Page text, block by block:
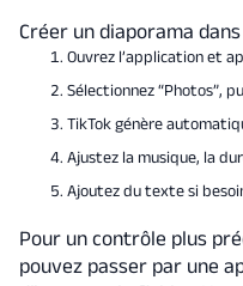
Créer un diaporama
Ouvrez l’application et
Sélectionnez “Photos”,
TikTok génère
Ajustez la musique, la
Ajoutez du texte si
Pour un contrôle plus
pouvez passer par une